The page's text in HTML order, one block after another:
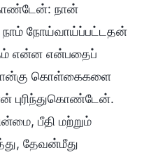
நான்
நாம் நோய்வாய்ப்பட்டதன்
என்ன என்பதைப்
நான்கு கொள்கைகளை
புரிந்துகொண்டேன்.
பீதி மற்றும்
தேவன்மீது